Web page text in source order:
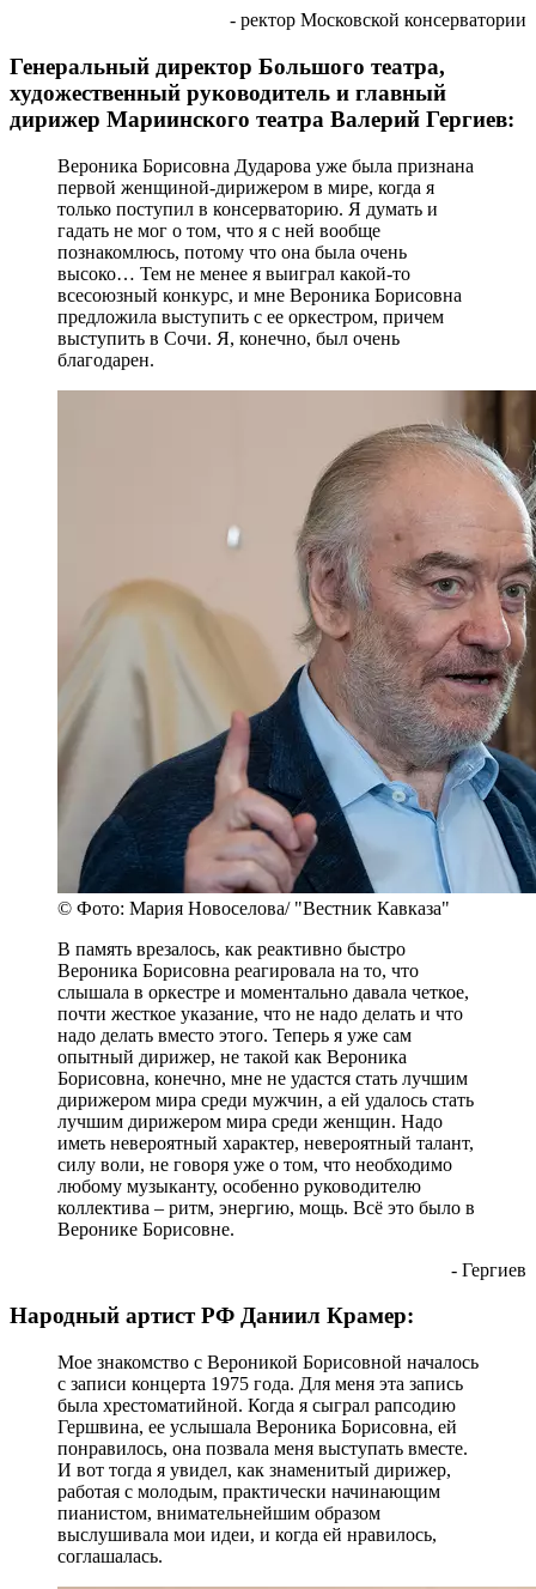
- ректор Московской консерватории
Генеральный директор Большого театра,
художественный руководитель и главный
дирижер Мариинского театра Валерий Гергиев:
Вероника Борисовна Дударова уже была признана
первой женщиной-дирижером в мире, когда я
только поступил в консерваторию. Я думать и
гадать не мог о том, что я с ней вообще
познакомлюсь, потому что она была очень
высоко… Тем не менее я выиграл какой-то
всесоюзный конкурс, и мне Вероника Борисовна
предложила выступить с ее оркестром, причем
выступить в Сочи. Я, конечно, был очень
благодарен.
© Фото: Мария Новоселова/ "Вестник Кавказа"
В память врезалось, как реактивно быстро
Вероника Борисовна реагировала на то, что
слышала в оркестре и моментально давала четкое,
почти жесткое указание, что не надо делать и что
надо делать вместо этого. Теперь я уже сам
опытный дирижер, не такой как Вероника
Борисовна, конечно, мне не удастся стать лучшим
дирижером мира среди мужчин, а ей удалось стать
лучшим дирижером мира среди женщин. Надо
иметь невероятный характер, невероятный талант,
силу воли, не говоря уже о том, что необходимо
любому музыканту, особенно руководителю
коллектива – ритм, энергию, мощь. Всё это было в
Веронике Борисовне.
- Гергиев
Народный артист РФ Даниил Крамер:
Мое знакомство с Вероникой Борисовной началось
с записи концерта 1975 года. Для меня эта запись
была хрестоматийной. Когда я сыграл рапсодию
Гершвина, ее услышала Вероника Борисовна, ей
понравилось, она позвала меня выступать вместе.
И вот тогда я увидел, как знаменитый дирижер,
работая с молодым, практически начинающим
пианистом, внимательнейшим образом
выслушивала мои идеи, и когда ей нравилось,
соглашалась.